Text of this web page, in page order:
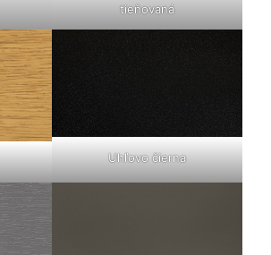
tieňovaná
Uhľovo čierna